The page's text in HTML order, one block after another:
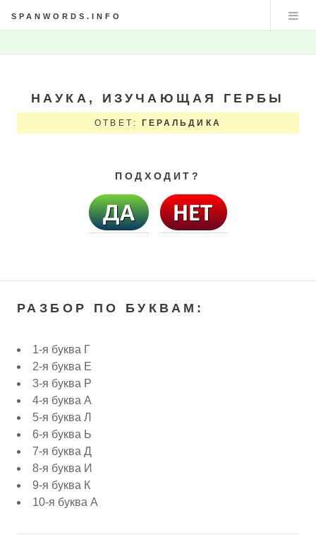
SPANWORDS.INFO
НАУКА, ИЗУЧАЮЩАЯ ГЕРБЫ
ОТВЕТ: ГЕРАЛЬДИКА
ПОДХОДИТ?
РАЗБОР ПО БУКВАМ:
1-я буква Г
2-я буква Е
3-я буква Р
4-я буква А
5-я буква Л
6-я буква Ь
7-я буква Д
8-я буква И
9-я буква К
10-я буква А